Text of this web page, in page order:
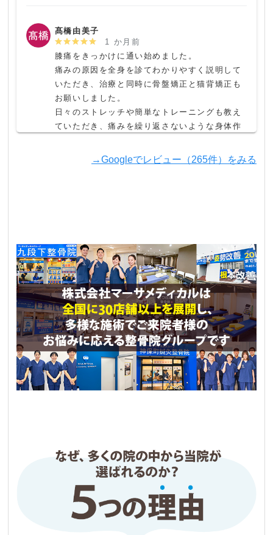
髙橋由美子
1 か月前
膝痛をきっかけに通い始めました。
痛みの原因を全身を診てわかりやすく説明して
いただき、治療と同時に骨盤矯正と猫背矯正も
お願いしました。
日々のストレッチや簡単なトレーニングも教え
ていただき、痛みを繰り返さないような身体作
生活で意識してできるようになってきました。
3 か月前
ランニングでの怪我をきっかけに、知り合いの
お話を思い出し、ホームページを検索してから
ネット予約をして伺いました。
初めて伺った時は、まず先生方の元気の良さに
驚かされます。
皆さん、挨拶がとても元気がよく、私はとても
良い気持ちになりました。
施術に入る前に、しっかりとお話を聞いてくれ
てもらっています。
(私は日常的にランニングをしているため、その
お願いしています。)
なにより先生方が皆さんフレンドリーで、通い
→Googleでレビュー（265件）をみる